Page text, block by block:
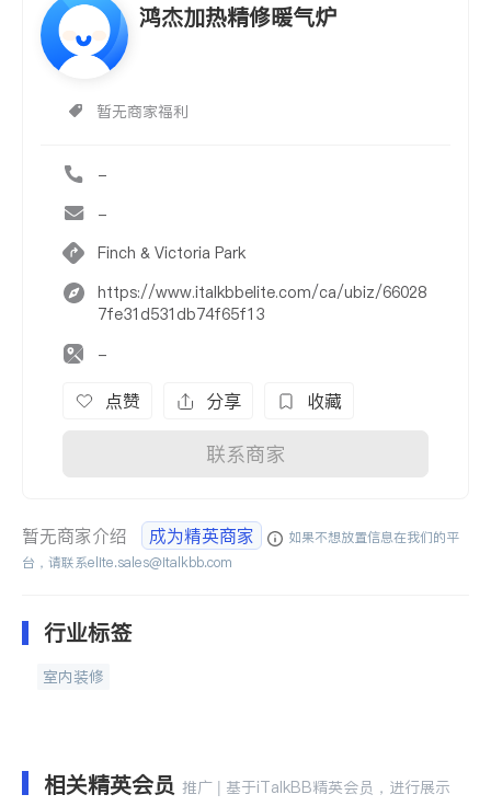
鸿杰加热精修暖气炉
暂无商家福利
-
-
Finch & Victoria Park
https://www.italkbbelite.com/ca/ubiz/66028
7fe31d531db74f65f13
-
点赞 分享 收藏
联系商家
暂无商家介绍 成为精英商家
如果不想放置信息在我们的平
台，请联系elite.sales@italkbb.com
行业标签
室内装修
相关精英会员 推广 | 基于iTalkBB精英会员，进行展示